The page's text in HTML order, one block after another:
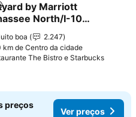
aos favoritos
by Marriott
North/I-10
Circle
boa
2.247
km de Centro da cidade
The Bistro e StarbucksVer
preços
Ver preços